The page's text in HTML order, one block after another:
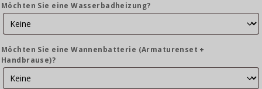
Möchten Sie eine Wasserbadheizung?
Möchten Sie eine Wannenbatterie (Armaturenset +
Handbrause)?